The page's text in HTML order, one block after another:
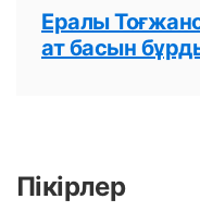
Ералы
ат басын
Пікірлер